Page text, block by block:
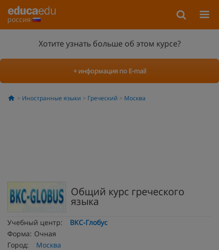
россия
Хотите узнать больше об этом курсе?
+ информация по E-mail
Иностранные языки Греческий Москва
Общий курс греческого
языка
Учебный центр:
BKC-Глобус
Форма: Очная
Город:
Москва